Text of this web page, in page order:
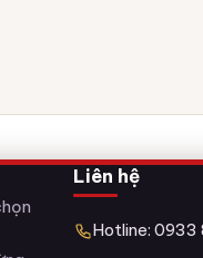
Liên hệ
Hotline: 0933